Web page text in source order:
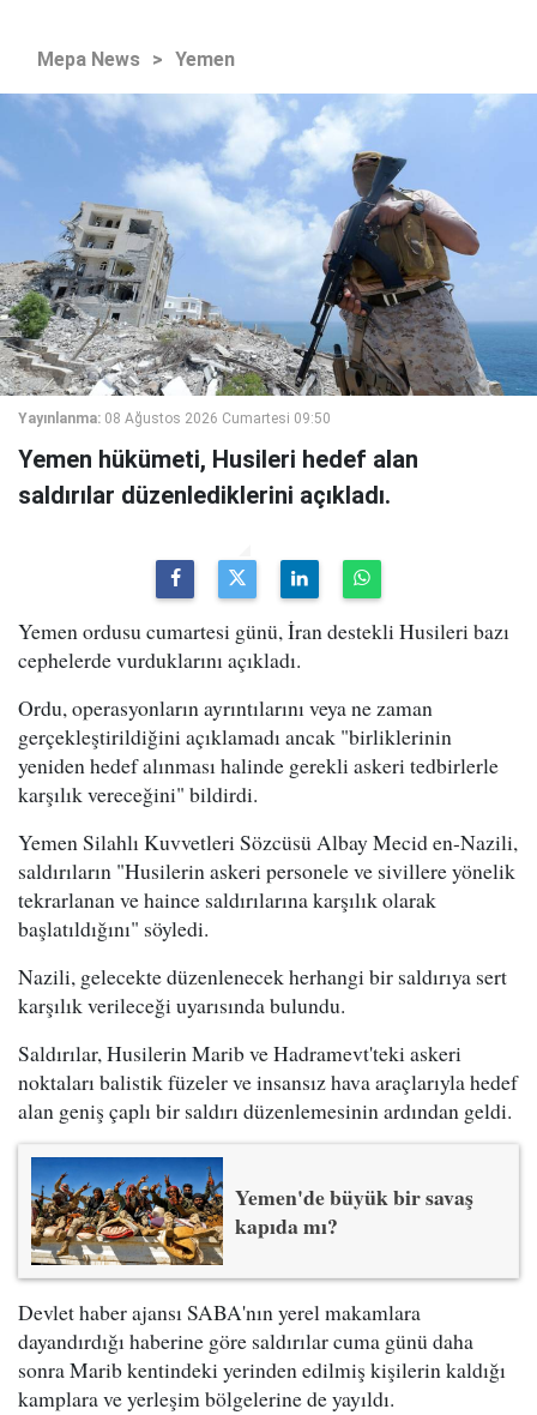
Mepa News > Yemen
Yayınlanma: 08 Ağustos 2026 Cumartesi 09:50
Yemen hükümeti, Husileri hedef alan
saldırılar düzenlediklerini açıkladı.
Yemen ordusu cumartesi günü, İran destekli Husileri bazı
cephelerde vurduklarını açıkladı.
Ordu, operasyonların ayrıntılarını veya ne zaman
gerçekleştirildiğini açıklamadı ancak "birliklerinin
yeniden hedef alınması halinde gerekli askeri tedbirlerle
karşılık vereceğini" bildirdi.
Yemen Silahlı Kuvvetleri Sözcüsü Albay Mecid en-Nazili,
saldırıların "Husilerin askeri personele ve sivillere yönelik
tekrarlanan ve haince saldırılarına karşılık olarak
başlatıldığını" söyledi.
Nazili, gelecekte düzenlenecek herhangi bir saldırıya sert
karşılık verileceği uyarısında bulundu.
Saldırılar, Husilerin Marib ve Hadramevt'teki askeri
noktaları balistik füzeler ve insansız hava araçlarıyla hedef
alan geniş çaplı bir saldırı düzenlemesinin ardından geldi.
Yemen'de büyük bir savaş
kapıda mı?
Devlet haber ajansı SABA'nın yerel makamlara
dayandırdığı haberine göre saldırılar cuma günü daha
sonra Marib kentindeki yerinden edilmiş kişilerin kaldığı
kamplara ve yerleşim bölgelerine de yayıldı.